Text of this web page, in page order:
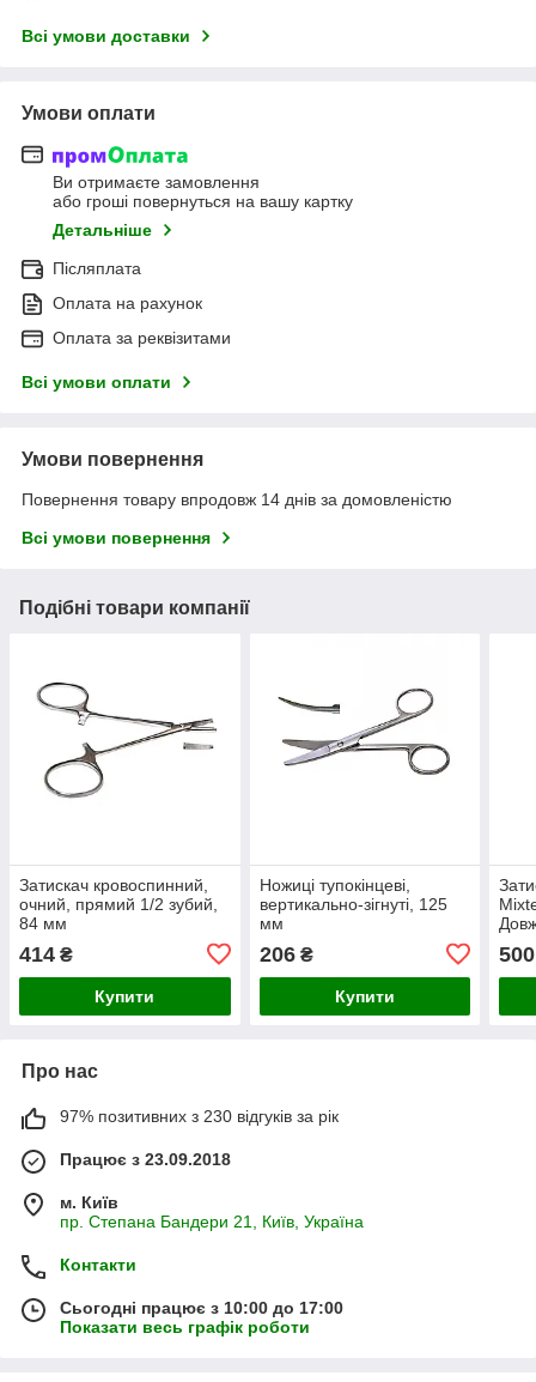
Всі умови доставки
Умови оплати
Ви отримаєте замовлення
або гроші повернуться на вашу картку
Детальніше
Післяплата
Оплата на рахунок
Оплата за реквізитами
Всі умови оплати
Умови повернення
Повернення товару впродовж 14 днів за домовленістю
Всі умови повернення
Подібні товари компанії
Затискач кровоспинний,
очний, прямий 1/2 зубий,
84 мм
414 ₴
Купити
Ножиці тупокінцеві,
вертикально-зігнуті, 125
мм
206₴
Купити
500
Про нас
97% позитивних з 230 відгуків за рік
Працює з 23.09.2018
м. Київ
пр. Степана Бандери 21, Київ, Україна
Контакти
Сьогодні працює з 10:00 до 17:00
Показати весь графік роботи